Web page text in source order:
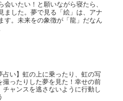
いたい！と願いながら寝たら、
ました。夢で見る「絵」は、アナ
す。未来をの象徴が「龍」だなん
占い】虹の上に乗ったり、虹の写
撮ったりした夢を見た！幸せの前
チャンスを逃さないように行動し